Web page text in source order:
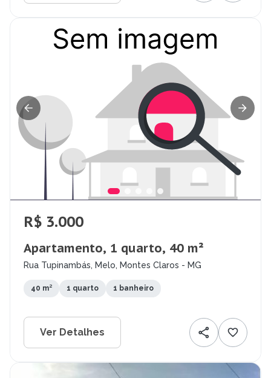
R$ 3.000
Apartamento, 1 quarto, 40 m²
Rua Tupinambás, Melo, Montes Claros - MG
40 m² 1 quarto 1 banheiro
Ver Detalhes